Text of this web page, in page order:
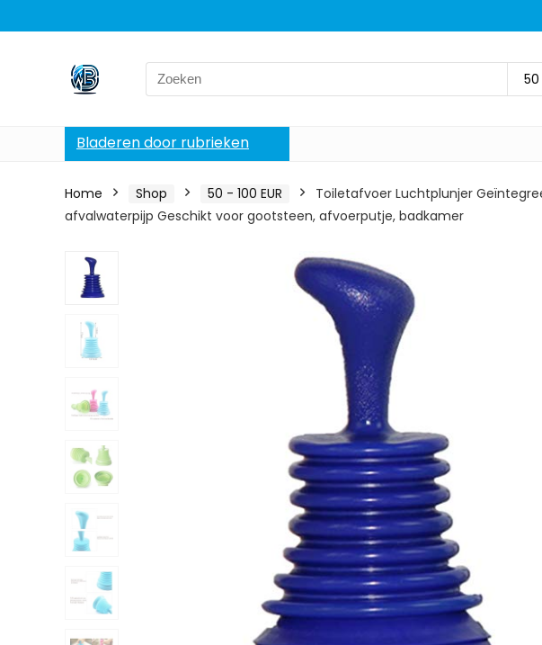
Search
for:
50
Bladeren door rubrieken
Home Shop 50 - 100 EUR
Toiletafvoer Luchtplunjer
afvalwaterpijp Geschikt voor gootsteen, afvoerputje, badkamer